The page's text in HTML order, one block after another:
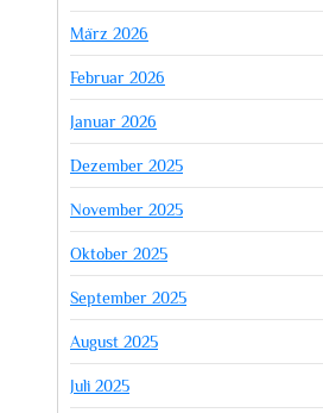
März 2026
Februar 2026
Januar 2026
Dezember 2025
November 2025
Oktober 2025
September 2025
August 2025
Juli 2025